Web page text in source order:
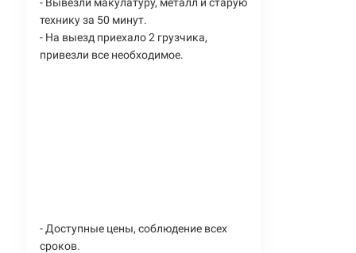
технику за 50 минут.
- На выезд приехало 2 грузчика,
привезли все необходимое.
- Доступные цены, соблюдение всех
сроков.